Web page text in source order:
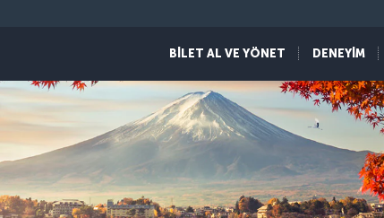
BİLET AL VE YÖNET DENEYİM